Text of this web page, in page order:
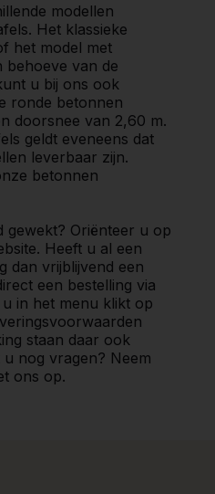
modellen
Het klassieke
het model met
behoeve van de
u bij ons ook
ronde betonnen
doorsnee van 2,60 m.
geldt eveneens dat
leverbaar zijn.
betonnen
gewekt? Oriënteer u op
Heeft u al een
dan vrijblijvend een
een bestelling via
in het menu klikt op
staan daar ook
nog vragen? Neem
ons op.